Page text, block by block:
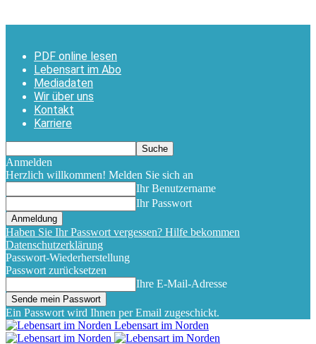
PDF online lesen
Lebensart im Abo
Mediadaten
Wir über uns
Kontakt
Karriere
Anmelden
Herzlich willkommen! Melden Sie sich an
Ihr Benutzername
Ihr Passwort
Haben Sie Ihr Passwort vergessen? Hilfe bekommen
Datenschutzerklärung
Passwort-Wiederherstellung
Passwort zurücksetzen
Ihre E-Mail-Adresse
Ein Passwort wird Ihnen per Email zugeschickt.
Lebensart im Norden